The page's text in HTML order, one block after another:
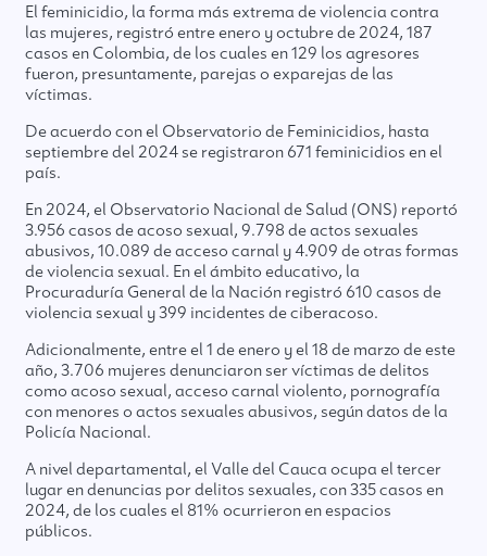
El feminicidio, la forma más extrema de violencia contra
las mujeres, registró entre enero y octubre de 2024, 187
casos en Colombia, de los cuales en 129 los agresores
fueron, presuntamente, parejas o exparejas de las
víctimas.
De acuerdo con el Observatorio de Feminicidios, hasta
septiembre del 2024 se registraron 671 feminicidios en el
país.
En 2024, el Observatorio Nacional de Salud (ONS) reportó
3.956 casos de acoso sexual, 9.798 de actos sexuales
abusivos, 10.089 de acceso carnal y 4.909 de otras formas
de violencia sexual. En el ámbito educativo, la
Procuraduría General de la Nación registró 610 casos de
violencia sexual y 399 incidentes de ciberacoso.
Adicionalmente, entre el 1 de enero y el 18 de marzo de este
año, 3.706 mujeres denunciaron ser víctimas de delitos
como acoso sexual, acceso carnal violento, pornografía
con menores o actos sexuales abusivos, según datos de la
Policía Nacional.
A nivel departamental, el Valle del Cauca ocupa el tercer
lugar en denuncias por delitos sexuales, con 335 casos en
2024, de los cuales el 81% ocurrieron en espacios
públicos.